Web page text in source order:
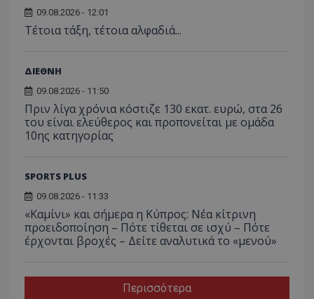
09.08.2026 - 12:01
Τέτοια τάξη, τέτοια αλφαδιά...
ΔΙΕΘΝΗ
09.08.2026 - 11:50
Πριν λίγα χρόνια κόστιζε 130 εκατ. ευρώ, στα 26
του είναι ελεύθερος και προπονείται με ομάδα
10ης κατηγορίας
SPORTS PLUS
09.08.2026 - 11:33
«Καμίνι» και σήμερα η Κύπρος: Νέα κίτρινη
προειδοποίηση – Πότε τίθεται σε ισχύ – Πότε
έρχονται βροχές – Δείτε αναλυτικά το «μενού»
Περισσότερα